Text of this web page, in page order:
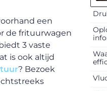
een
de frituurwagen
3 vaste
is ook altijd
? Bezoek